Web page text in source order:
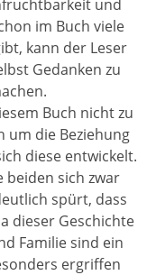
und
im Buch viele
kann der Leser
Gedanken zu
Buch nicht zu
um die Beziehung
diese entwickelt.
beiden sich zwar
spürt, dass
dieser Geschichte
Familie sind ein
ergriffen